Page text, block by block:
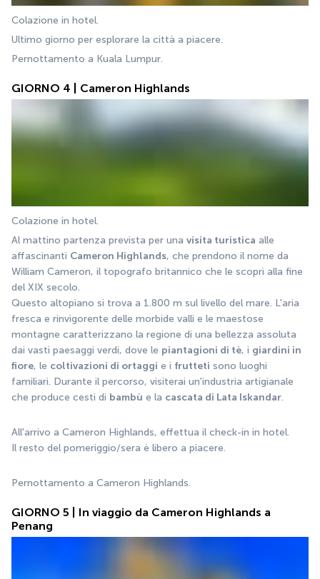
Colazione in hotel.
Ultimo giorno per esplorare la città a piacere.
Pernottamento a Kuala Lumpur.
GIORNO 4 | Cameron Highlands
Colazione in hotel.
Al mattino partenza prevista per una visita turistica alle
affascinanti Cameron Highlands, che prendono il nome da
William Cameron, il topografo britannico che le scoprì alla fine
del XIX secolo.
Questo altopiano si trova a 1.800 m sul livello del mare. L'aria
fresca e rinvigorente delle morbide valli e le maestose
montagne caratterizzano la regione di una bellezza assoluta
dai vasti paesaggi verdi, dove le piantagioni di tè, i giardini in
fiore, le coltivazioni di ortaggi e i frutteti sono luoghi
familiari. Durante il percorso, visiterai un'industria artigianale
che produce cesti di bambù e la cascata di Lata Iskandar.
All'arrivo a Cameron Highlands, effettua il check-in in hotel.
Il resto del pomeriggio/sera è libero a piacere.
Pernottamento a Cameron Highlands.
GIORNO 5 | In viaggio da Cameron Highlands a
Penang